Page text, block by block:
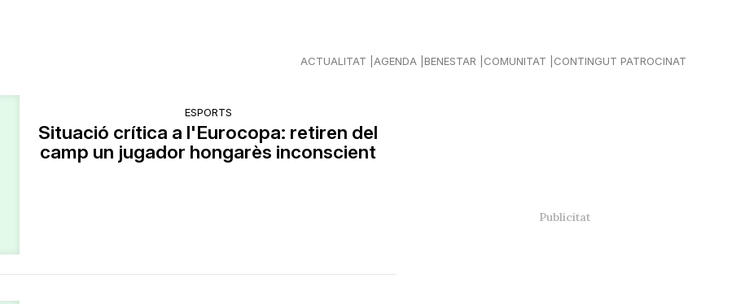
ACTUALITAT AGENDA BENESTAR COMUNITAT CONTINGUT PATROCINAT
ESPORTS
Situació crítica a l'Eurocopa: retiren del
camp un jugador hongarès inconscient